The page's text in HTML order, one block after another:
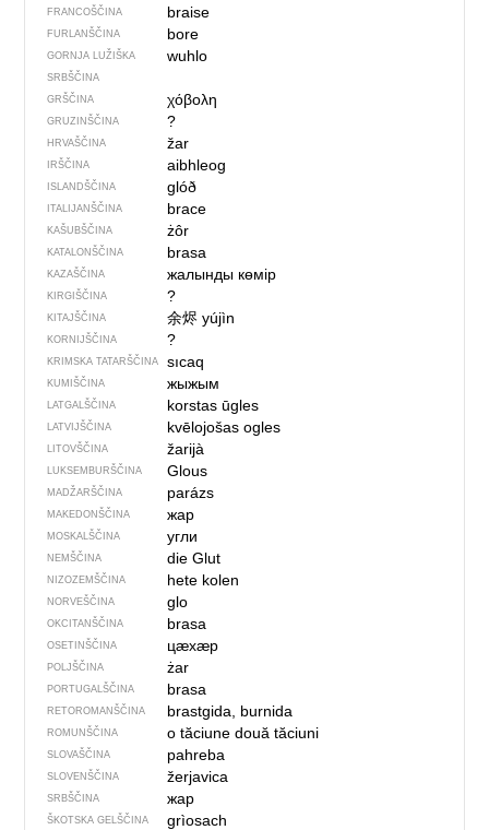
FRANCOŠČINA braise
FURLANŠČINA bore
GORNJA LUŽIŠKA
SRBŠČINA
wuhlo
GRŠČINA χόβολη
GRUZINŠČINA ?
HRVAŠČINA žar
IRŠČINA aibhleog
ISLANDŠČINA glóð
ITALIJANŠČINA brace
KAŠUBŠČINA żôr
KATALONŠČINA brasa
KAZAŠČINA жалынды көмір
KIRGIŠČINA ?
KITAJŠČINA 余烬yújìn
KORNIJŠČINA ?
KRIMSKA TATARŠČINA sıcaq
KUMIŠČINA жыжым
LATGALŠČINA korstas ūgles
LATVIJŠČINA kvēlojošas ogles
LITOVŠČINA žarijà
LUKSEMBURŠČINA Glous
MADŽARŠČINA parázs
MAKEDONŠČINA жар
MOSKALŠČINA угли
NEMŠČINA die Glut
NIZOZEMŠČINA hete kolen
NORVEŠČINA glo
OKCITANŠČINA brasa
OSETINŠČINA цӕхӕр
POLJŠČINA żar
PORTUGALŠČINA brasa
RETOROMANŠČINA brastgida, burnida
ROMUNŠČINA o tăciunedouă tăciuni
SLOVAŠČINA pahreba
SLOVENŠČINA žerjavica
SRBŠČINA жар
ŠKOTSKA GELŠČINA grìosach